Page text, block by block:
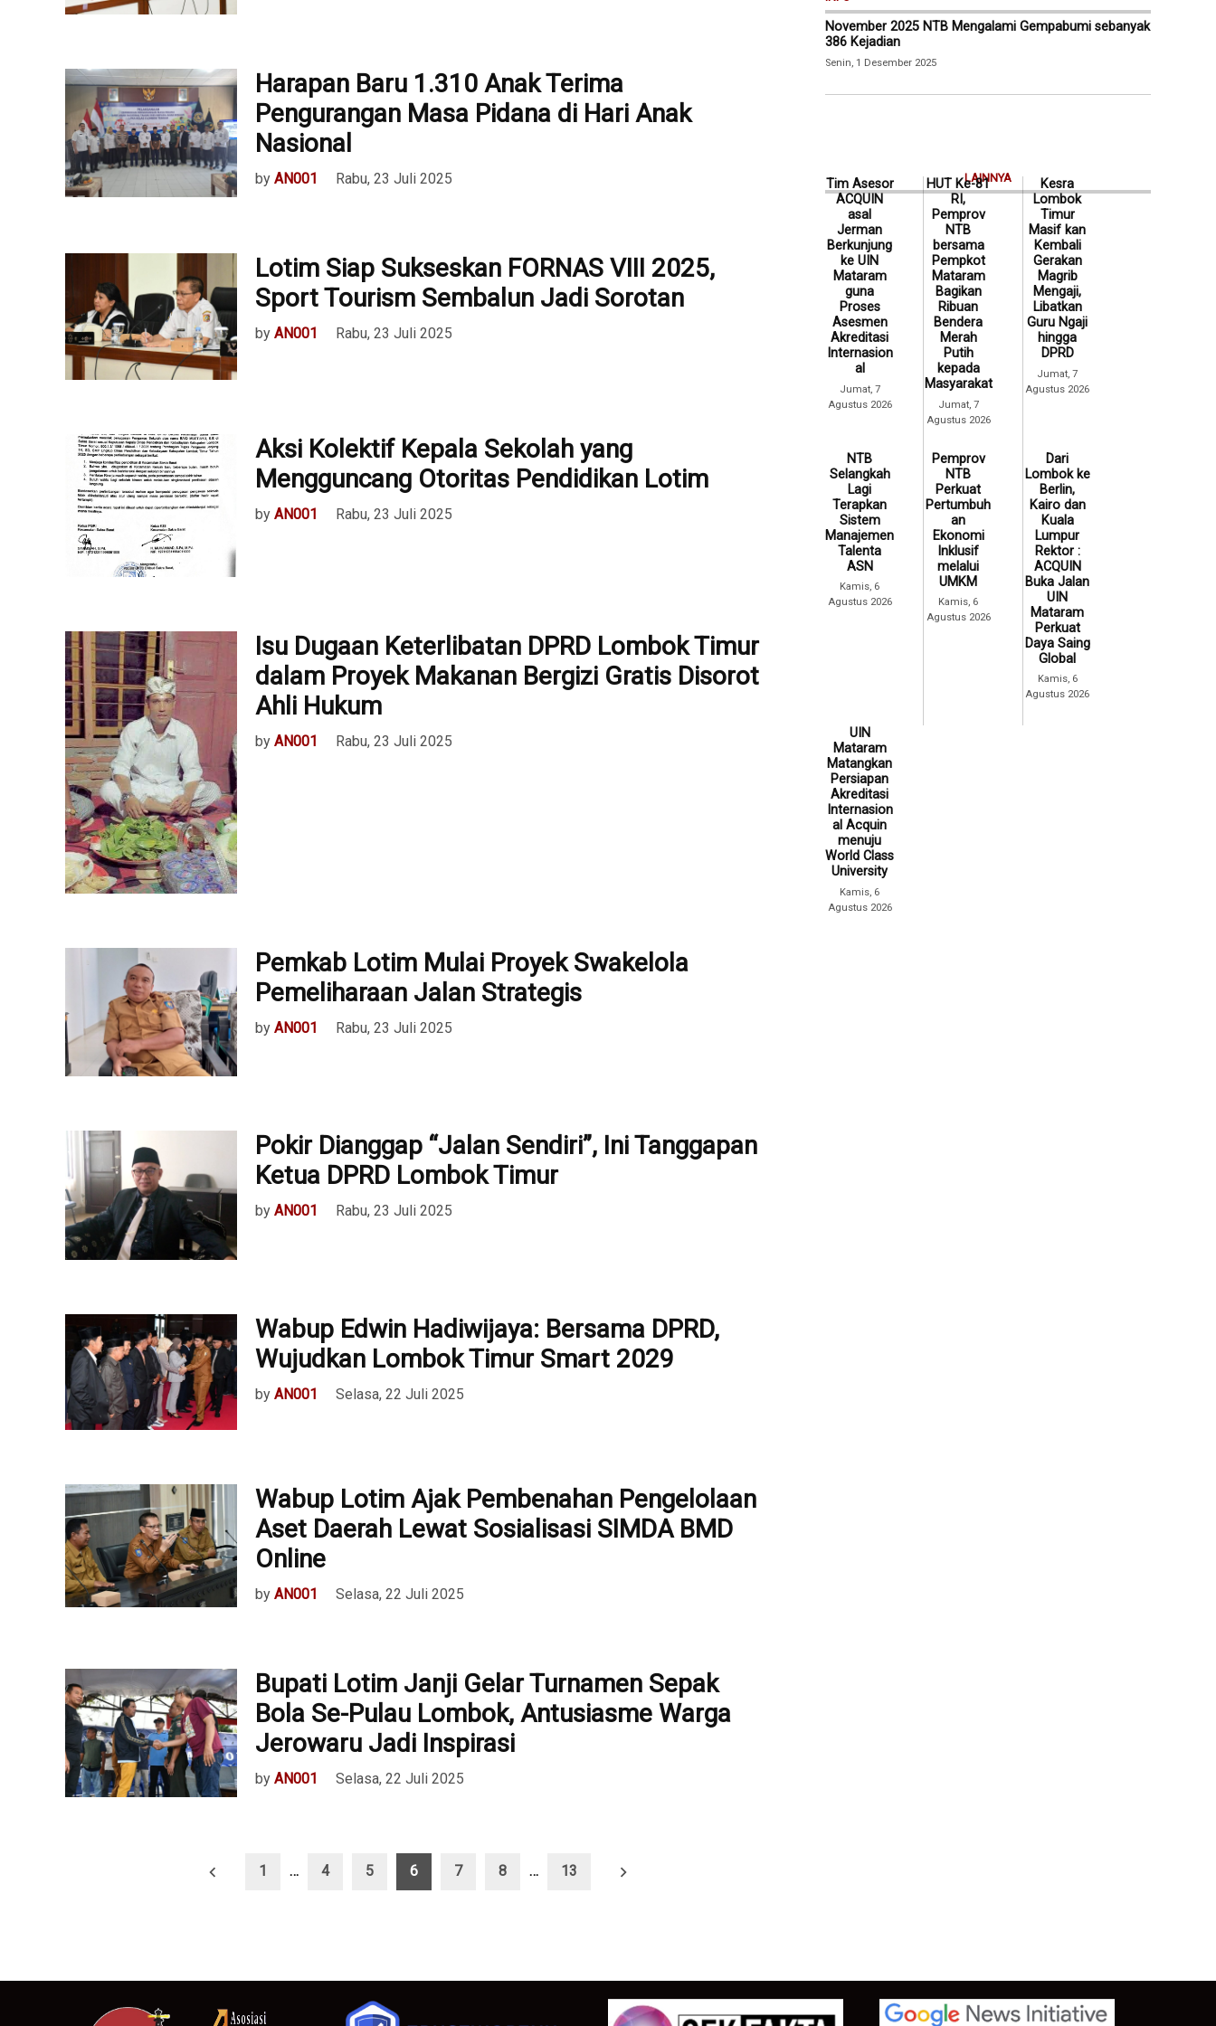
Harapan Baru 1.310 Anak Terima
Pengurangan Masa Pidana di Hari Anak
Nasional
by AN001 Rabu, 23 Juli 2025
Lotim Siap Sukseskan FORNAS VIII 2025,
Sport Tourism Sembalun Jadi Sorotan
by AN001 Rabu, 23 Juli 2025
Aksi Kolektif Kepala Sekolah yang
Mengguncang Otoritas Pendidikan Lotim
by AN001 Rabu, 23 Juli 2025
Isu Dugaan Keterlibatan DPRD Lombok Timur
dalam Proyek Makanan Bergizi Gratis Disorot
Ahli Hukum
by AN001 Rabu, 23 Juli 2025
Pemkab Lotim Mulai Proyek Swakelola
Pemeliharaan Jalan Strategis
by AN001 Rabu, 23 Juli 2025
Pokir Dianggap “Jalan Sendiri”, Ini Tanggapan
Ketua DPRD Lombok Timur
by AN001 Rabu, 23 Juli 2025
Wabup Edwin Hadiwijaya: Bersama DPRD,
Wujudkan Lombok Timur Smart 2029
by AN001 Selasa, 22 Juli 2025
Wabup Lotim Ajak Pembenahan Pengelolaan
Aset Daerah Lewat Sosialisasi SIMDA BMD
Online
by AN001 Selasa, 22 Juli 2025
Bupati Lotim Janji Gelar Turnamen Sepak
Bola Se-Pulau Lombok, Antusiasme Warga
Jerowaru Jadi Inspirasi
by AN001 Selasa, 22 Juli 2025
1 … 4 5 6 7 8 … 13
November 2025 NTB Mengalami Gempabumi sebanyak
386 Kejadian
Senin, 1 Desember 2025
LAINNYA
Tim Asesor
ACQUIN
asal
Jerman
Berkunjung
ke UIN
Mataram
guna
Proses
Asesmen
Akreditasi
Internasion
al
Jumat, 7
Agustus 2026
HUT Ke-81
RI,
Pemprov
NTB
bersama
Pempkot
Mataram
Bagikan
Ribuan
Bendera
Merah
Putih
kepada
Masyarakat
Jumat, 7
Agustus 2026
Kesra
Lombok
Timur
Masif kan
Kembali
Gerakan
Magrib
Mengaji,
Libatkan
Guru Ngaji
hingga
DPRD
Jumat, 7
Agustus 2026
NTB
Selangkah
Lagi
Terapkan
Sistem
Manajemen
Talenta
ASN
Kamis, 6
Agustus 2026
Pemprov
NTB
Perkuat
Pertumbuh
an
Ekonomi
Inklusif
melalui
UMKM
Kamis, 6
Agustus 2026
Dari
Lombok ke
Berlin,
Kairo dan
Kuala
Lumpur
Rektor :
ACQUIN
Buka Jalan
UIN
Mataram
Perkuat
Daya Saing
Global
Kamis, 6
Agustus 2026
UIN
Mataram
Matangkan
Persiapan
Akreditasi
Internasion
al Acquin
menuju
World Class
University
Kamis, 6
Agustus 2026